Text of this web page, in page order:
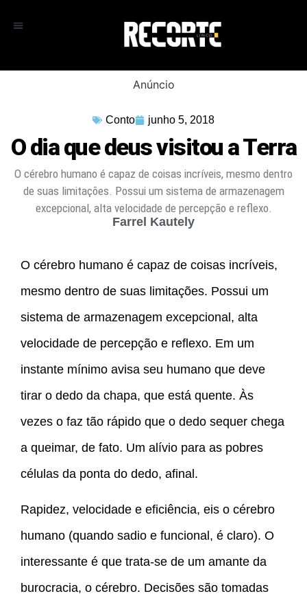
Anúncio
Conto junho 5, 2018
O dia que deus visitou a Terra
O cérebro humano é capaz de coisas incríveis, mesmo dentro
de suas limitações. Possui um sistema de armazenagem
excepcional, alta velocidade de percepção e reflexo.
Farrel Kautely
O cérebro humano é capaz de coisas incríveis,
mesmo dentro de suas limitações. Possui um
sistema de armazenagem excepcional, alta
velocidade de percepção e reflexo. Em um
instante mínimo avisa seu humano que deve
tirar o dedo da chapa, que está quente. Às
vezes o faz tão rápido que o dedo sequer chega
a queimar, de fato. Um alívio para as pobres
células da ponta do dedo, afinal.
Rapidez, velocidade e eficiência, eis o cérebro
humano (quando sadio e funcional, é claro). O
interessante é que trata-se de um amante da
burocracia, o cérebro. Decisões são tomadas